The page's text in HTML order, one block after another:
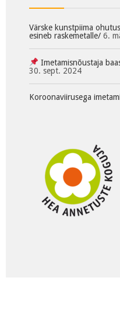
Värske kunstpiima
esineb raskemetalle/ 6.
Imetamisnõustaja
30. sept. 2024
Koroonaviirusega